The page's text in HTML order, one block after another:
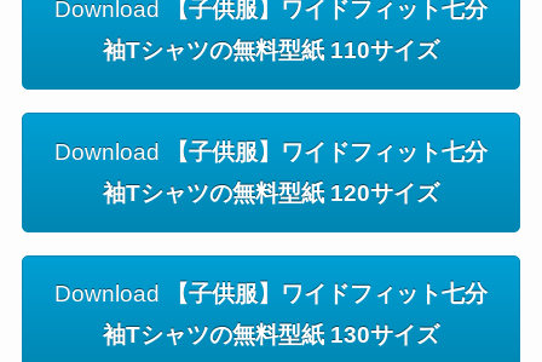
Download
【子供服】ワイドフィット七分
袖Tシャツの無料型紙 110サイズ
Download
【子供服】ワイドフィット七分
袖Tシャツの無料型紙 120サイズ
Download
【子供服】ワイドフィット七分
袖Tシャツの無料型紙 130サイズ